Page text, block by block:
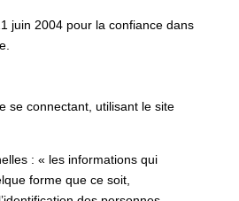
juin 2004 pour la confiance dans
se connectant, utilisant le site
: « les informations qui
forme que ce soit,